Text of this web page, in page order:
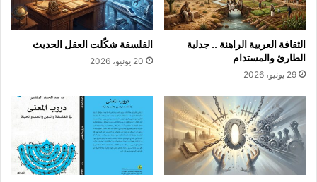
الثقافة العربية الراهنة .. جدلية
الطارئ والمستدام
29 يونيو، 2026
الفلسفة شكّلت العقل الحديث
20 يونيو، 2026